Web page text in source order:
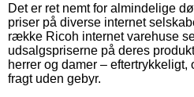
Det er ret nemt for almindelige
priser på diverse internet
række Ricoh internet varehuse
udsalgspriserne på deres
herrer og damer –
fragt uden gebyr.